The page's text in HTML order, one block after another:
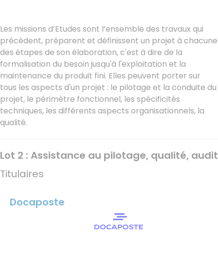
Les missions d’Etudes sont l’ensemble des travaux qui
précèdent, préparent et définissent un projet à chacune
des étapes de son élaboration, c'est à dire de la
formalisation du besoin jusqu'à l'exploitation et la
maintenance du produit fini. Elles peuvent porter sur
tous les aspects d'un projet : le pilotage et la conduite du
projet, le périmètre fonctionnel, les spécificités
techniques, les différents aspects organisationnels, la
qualité.
Lot 2 : Assistance au pilotage, qualité, audit
Titulaires
Docaposte